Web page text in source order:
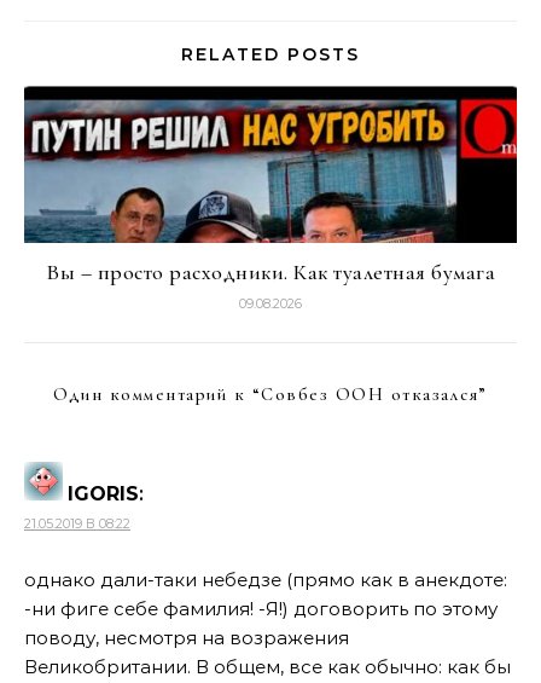
RELATED POSTS
Вы – просто расходники. Как туалетная бумага
09.08.2026
Один комментарий к “Совбез ООН отказался”
IGORIS:
21.05.2019 В 08:22
однако дали-таки небедзе (прямо как в анекдоте:
-ни фиге себе фамилия! -Я!) договорить по этому
поводу, несмотря на возражения
Великобритании. В общем, все как обычно: как бы